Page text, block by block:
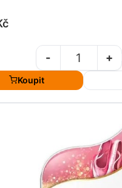
+
-
Koupit